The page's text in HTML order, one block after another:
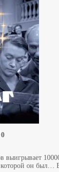
0
он был…